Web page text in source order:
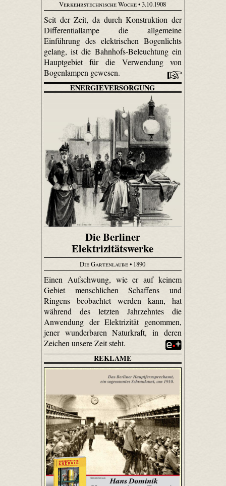
Verkehrstechnische Woche• 3.10.1908
Seit der Zeit, da durch Konstruktion der
Differentiallampe die allgemeine
Einführung des elektrischen Bogenlichts
gelang, ist die Bahnhofs-Beleuchtung ein
Hauptgebiet für die Verwendung von
Bogenlampen gewesen.
ENERGIEVERSORGUNG
Die Berliner
Elektrizitätswerke
Die Gartenlaube• 1890
Einen Aufschwung, wie er auf keinem
Gebiet menschlichen Schaffens und
Ringens beobachtet werden kann, hat
während des letzten Jahrzehntes die
Anwendung der Elektrizität genommen,
jener wunderbaren Naturkraft, in deren
Zeichen unsere Zeit steht.
REKLAME